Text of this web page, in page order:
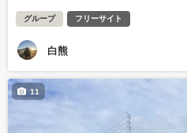
グループ フリーサイト
白熊
11